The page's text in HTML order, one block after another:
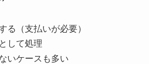
る（支払いが必要）
して処理
いケースも多い